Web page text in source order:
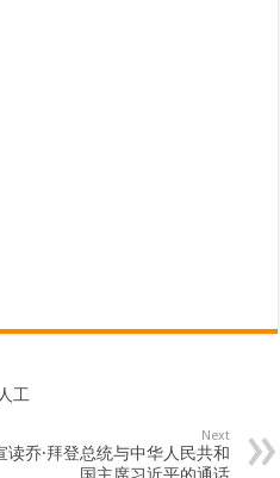
工
Next
读乔·拜登总统与中华人民共和
国主席习近平的通话